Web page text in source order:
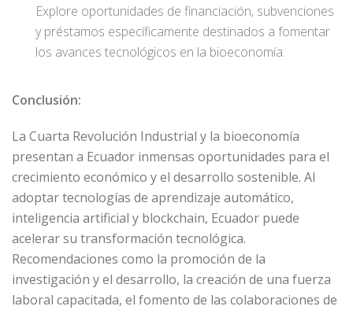
Explore oportunidades de financiación, subvenciones
y préstamos específicamente destinados a fomentar
los avances tecnológicos en la bioeconomía.
Conclusión:
La Cuarta Revolución Industrial y la bioeconomía
presentan a Ecuador inmensas oportunidades para el
crecimiento económico y el desarrollo sostenible. Al
adoptar tecnologías de aprendizaje automático,
inteligencia artificial y blockchain, Ecuador puede
acelerar su transformación tecnológica.
Recomendaciones como la promoción de la
investigación y el desarrollo, la creación de una fuerza
laboral capacitada, el fomento de las colaboraciones de